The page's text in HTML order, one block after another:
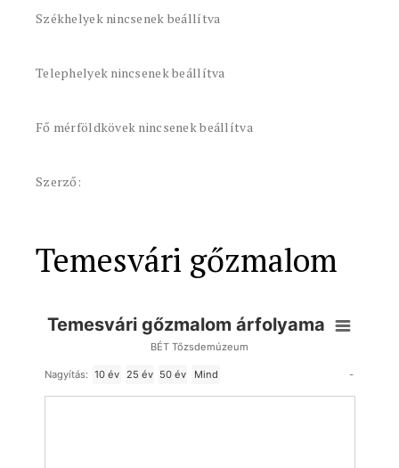
Székhelyek nincsenek beállítva
Telephelyek nincsenek beállítva
Fő mérföldkövek nincsenek beállítva
Szerző:
Temesvári gőzmalom
Temesvári gőzmalom árfolyama
BÉT Tőzsdemúzeum
Nagyítás: 10 év 25 év 50 év Mind -